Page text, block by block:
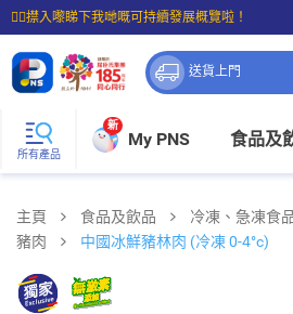
☝🏼㩒入嚟睇下我哋嘅可持續發展概覽啦！
⭐購物滿$399即享免費送貨；滿$100即可免費店
送貨上門
所有產品
新
My PNS 食品及
主頁 食品及飲品 冷凍、急凍食
豬肉
中國冰鮮豬林肉 (冷凍 0-4°c)